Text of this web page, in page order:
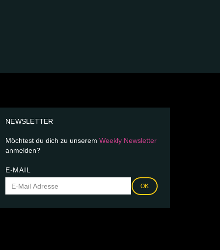
NEWSLETTER
Möchtest du dich zu unserem Weekly Newsletter
anmelden?
E-MAIL
OK